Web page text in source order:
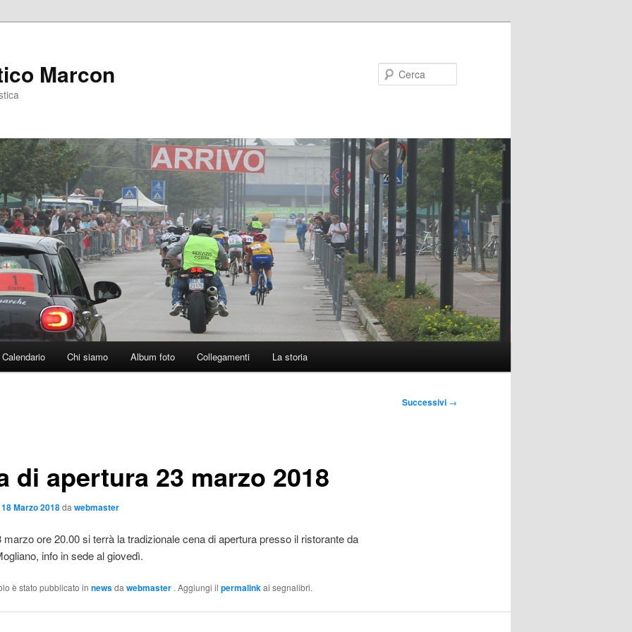
Marcon
Calendario Chi siamo Album foto Collegamenti La storia
Successivi →
di apertura 23 marzo 2018
18 Marzo 2018da webmaster
marzo ore 20.00 si terrà la tradizionale cena di apertura presso il ristorante da
info in sede al giovedì.
è stato pubblicato in newsdawebmaster . Aggiungi il permalinkai segnalibri.